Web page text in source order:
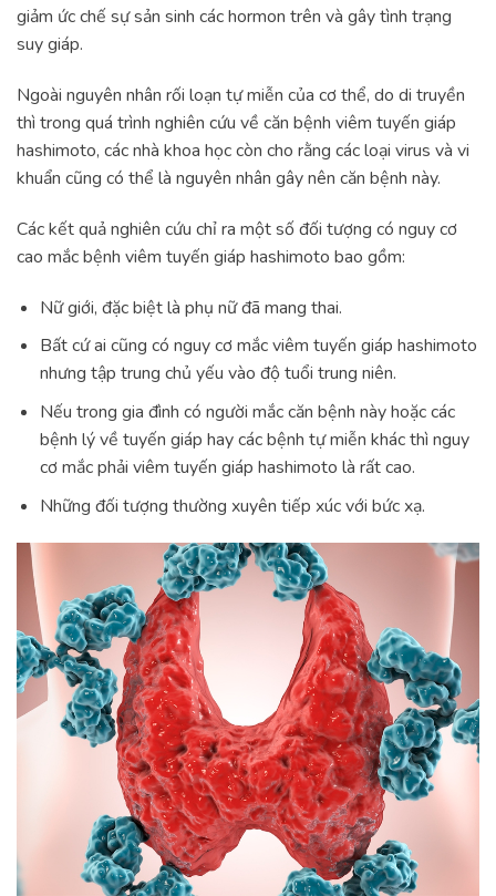
giảm ức chế sự sản sinh các hormon trên và gây tình trạng
suy giáp.
Ngoài nguyên nhân rối loạn tự miễn của cơ thể, do di truyền
thì trong quá trình nghiên cứu về căn bệnh viêm tuyến giáp
hashimoto, các nhà khoa học còn cho rằng các loại virus và vi
khuẩn cũng có thể là nguyên nhân gây nên căn bệnh này.
Các kết quả nghiên cứu chỉ ra một số đối tượng có nguy cơ
cao mắc bệnh viêm tuyến giáp hashimoto bao gồm:
Nữ giới, đặc biệt là phụ nữ đã mang thai.
Bất cứ ai cũng có nguy cơ mắc viêm tuyến giáp hashimoto
nhưng tập trung chủ yếu vào độ tuổi trung niên.
Nếu trong gia đình có người mắc căn bệnh này hoặc các
bệnh lý về tuyến giáp hay các bệnh tự miễn khác thì nguy
cơ mắc phải viêm tuyến giáp hashimoto là rất cao.
Những đối tượng thường xuyên tiếp xúc với bức xạ.